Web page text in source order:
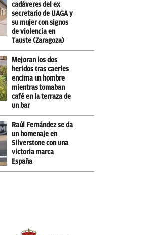
cadáveres del ex
secretario de UAGA y
su mujer con signos
de violencia en
Tauste (Zaragoza)
Mejoran los dos
heridos tras caerles
encima un hombre
mientras tomaban
café en la terraza de
un bar
Raúl Fernández se da
un homenaje en
Silverstone con una
victoria marca
España